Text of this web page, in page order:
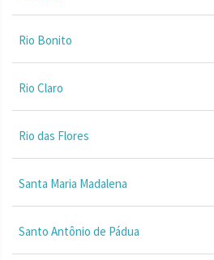
Rio Bonito
Rio Claro
Rio das Flores
Santa Maria Madalena
Santo Antônio de Pádua